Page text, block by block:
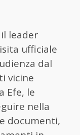
leader
ufficiale
dal
vicine
Efe, le
nella
documenti,